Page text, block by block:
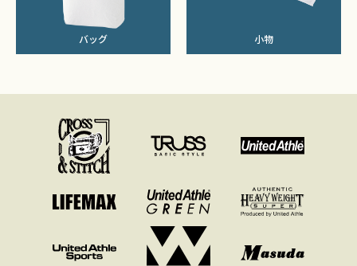
バッグ 小物